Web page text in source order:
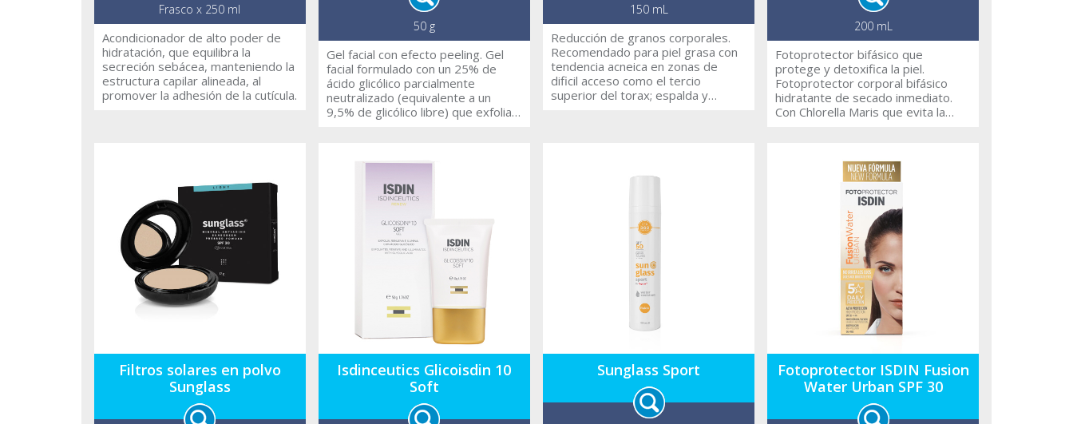
Frasco x 250 ml
Acondicionador de alto poder de
hidratación, que equilibra la
secreción sebácea, manteniendo la
estructura capilar alineada, al
promover la adhesión de la cutícula.
50 g
Gel facial con efecto peeling. Gel
facial formulado con un 25% de
ácido glicólico parcialmente
neutralizado (equivalente a un
9,5% de glicólico libre) que exfolia
contenido en Aloe vera
proporciona una acción hidratante y
ayuda a disminuir la irritación.
150 mL
Reducción de granos corporales.
Recomendado para piel grasa con
tendencia acneica en zonas de
dificil acceso como el tercio
superior del torax; espalda y
200 mL
Fotoprotector bifásico que
protege y detoxifica la piel.
Fotoprotector corporal bifásico
hidratante de secado inmediato.
Con Chlorella Maris que evita la
Filtros solares en polvo
Sunglass
Isdinceutics Glicoisdin 10
Soft
Sunglass Sport
Fotoprotector ISDIN Fusion
Water Urban SPF 30